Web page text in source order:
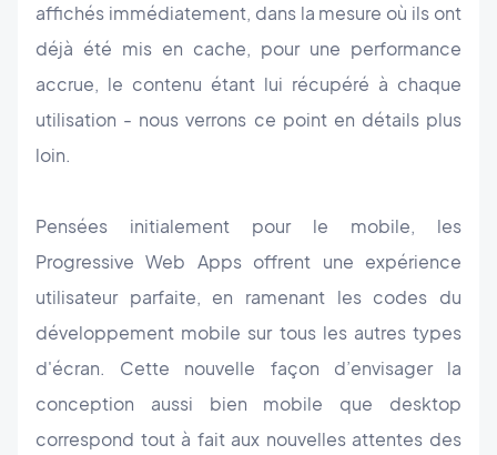
affichés immédiatement, dans la mesure où ils ont
déjà été mis en cache, pour une performance
accrue, le contenu étant lui récupéré à chaque
utilisation - nous verrons ce point en détails plus
loin.
Pensées initialement pour le mobile, les
Progressive Web Apps offrent une expérience
utilisateur parfaite, en ramenant les codes du
développement mobile sur tous les autres types
d'écran. Cette nouvelle façon d’envisager la
conception aussi bien mobile que desktop
correspond tout à fait aux nouvelles attentes des